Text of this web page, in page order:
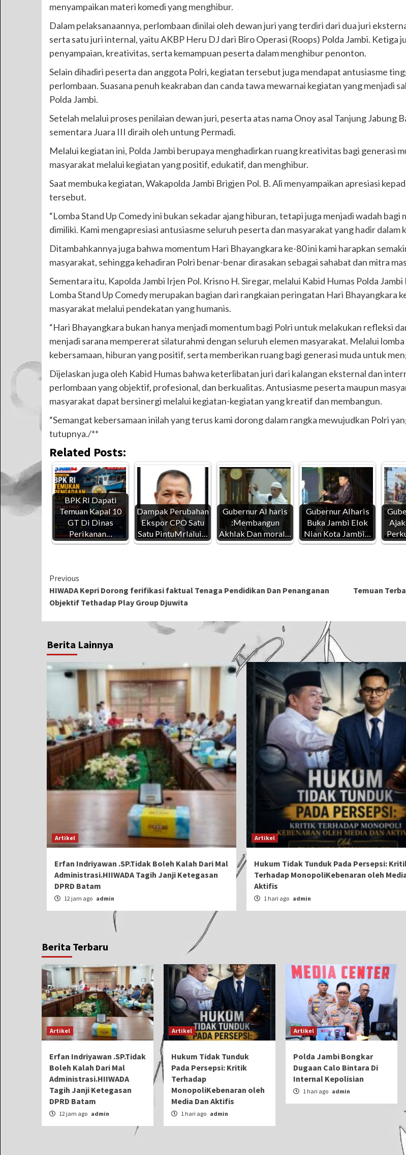
menyampaikan materi komedi yang menghibur.
Dalam pelaksanaannya, perlombaan dinilai oleh dewan juri yang terdiri dari dua juri
serta satu juri internal, yaitu AKBP Heru DJ dari Biro Operasi (Roops) Polda Jambi.
penyampaian, kreativitas, serta kemampuan peserta dalam menghibur penonton.
Selain dihadiri peserta dan anggota Polri, kegiatan tersebut juga mendapat antusiasme
perlombaan. Suasana penuh keakraban dan canda tawa mewarnai kegiatan yang menjadi
Polda Jambi.
Setelah melalui proses penilaian dewan juri, peserta atas nama Onoy asal Tanjung Jabung
sementara Juara III diraih oleh untung Permadi.
Melalui kegiatan ini, Polda Jambi berupaya menghadirkan ruang kreativitas bagi generasi
masyarakat melalui kegiatan yang positif, edukatif, dan menghibur.
Saat membuka kegiatan, Wakapolda Jambi Brigjen Pol. B. Ali menyampaikan apresiasi
tersebut.
“Lomba Stand Up Comedy ini bukan sekadar ajang hiburan, tetapi juga menjadi wadah
dimiliki. Kami mengapresiasi antusiasme seluruh peserta dan masyarakat yang hadir dalam
Ditambahkannya juga bahwa momentum Hari Bhayangkara ke-80 ini kami harapkan
masyarakat, sehingga kehadiran Polri benar-benar dirasakan sebagai sahabat dan mitra
Sementara itu, Kapolda Jambi Irjen Pol. Krisno H. Siregar, melalui Kabid Humas Polda
Lomba Stand Up Comedy merupakan bagian dari rangkaian peringatan Hari Bhayangkara
masyarakat melalui pendekatan yang humanis.
“Hari Bhayangkara bukan hanya menjadi momentum bagi Polri untuk melakukan refleksi
menjadi sarana mempererat silaturahmi dengan seluruh elemen masyarakat. Melalui
kebersamaan, hiburan yang positif, serta memberikan ruang bagi generasi muda untuk
Dijelaskan juga oleh Kabid Humas bahwa keterlibatan juri dari kalangan eksternal dan
perlombaan yang objektif, profesional, dan berkualitas. Antusiasme peserta maupun
masyarakat dapat bersinergi melalui kegiatan-kegiatan yang kreatif dan membangun.
“Semangat kebersamaan inilah yang terus kami dorong dalam rangka mewujudkan Polri
tutupnya./**
Related Posts:
BPK RI Dapati
Temuan Kapal 10
GT Di Dinas
Perikanan…
Dampak Perubahan
Ekspor CPO Satu
Satu PintuMrlalui…
Gubernur Al haris
:Membangun
Akhlak Dan moral…
Gubernur Alharis
Buka Jambi Elok
Nian Kota Jambi…
Continue
Reading
Previous
HIWADA Kepri Dorong ferifikasi faktual Tenaga Pendidikan Dan Penanganan
Objektif Tethadap Play Group Djuwita
Temuan
Berita Lainnya
Artikel
Erfan Indriyawan .SP.Tidak Boleh Kalah Dari Mal
Administrasi.HIIWADA Tagih Janji Ketegasan
DPRD Batam
12 jam ago admin
Artikel
Hukum Tidak Tunduk Pada Persepsi:
Terhadap MonopoliKebenaran oleh
Aktifis
1 hari ago admin
Berita Terbaru
Artikel
Erfan Indriyawan .SP.Tidak
Boleh Kalah Dari Mal
Administrasi.HIIWADA
Tagih Janji Ketegasan
DPRD Batam
12 jam ago admin
Artikel
Hukum Tidak Tunduk
Pada Persepsi: Kritik
Terhadap
MonopoliKebenaran oleh
Media Dan Aktifis
1 hari ago admin
Artikel
Polda Jambi Bongkar
Dugaan Calo Bintara Di
Internal Kepolisian
1 hari ago admin